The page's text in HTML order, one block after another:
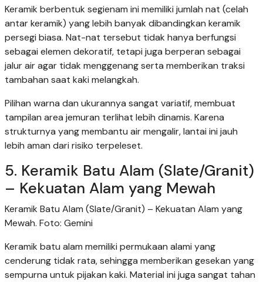
Keramik berbentuk segienam ini memiliki jumlah nat (celah
antar keramik) yang lebih banyak dibandingkan keramik
persegi biasa. Nat-nat tersebut tidak hanya berfungsi
sebagai elemen dekoratif, tetapi juga berperan sebagai
jalur air agar tidak menggenang serta memberikan traksi
tambahan saat kaki melangkah.
Pilihan warna dan ukurannya sangat variatif, membuat
tampilan area jemuran terlihat lebih dinamis. Karena
strukturnya yang membantu air mengalir, lantai ini jauh
lebih aman dari risiko terpeleset.
5. Keramik Batu Alam (Slate/Granit)
– Kekuatan Alam yang Mewah
Keramik Batu Alam (Slate/Granit) – Kekuatan Alam yang
Mewah. Foto: Gemini
Keramik batu alam memiliki permukaan alami yang
cenderung tidak rata, sehingga memberikan gesekan yang
sempurna untuk pijakan kaki. Material ini juga sangat tahan